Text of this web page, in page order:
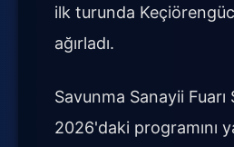
ilk turunda
ağırladı.
Savunma Sanayii Fuarı
2026'daki programını